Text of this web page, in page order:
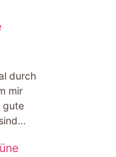
durch
mir
gute